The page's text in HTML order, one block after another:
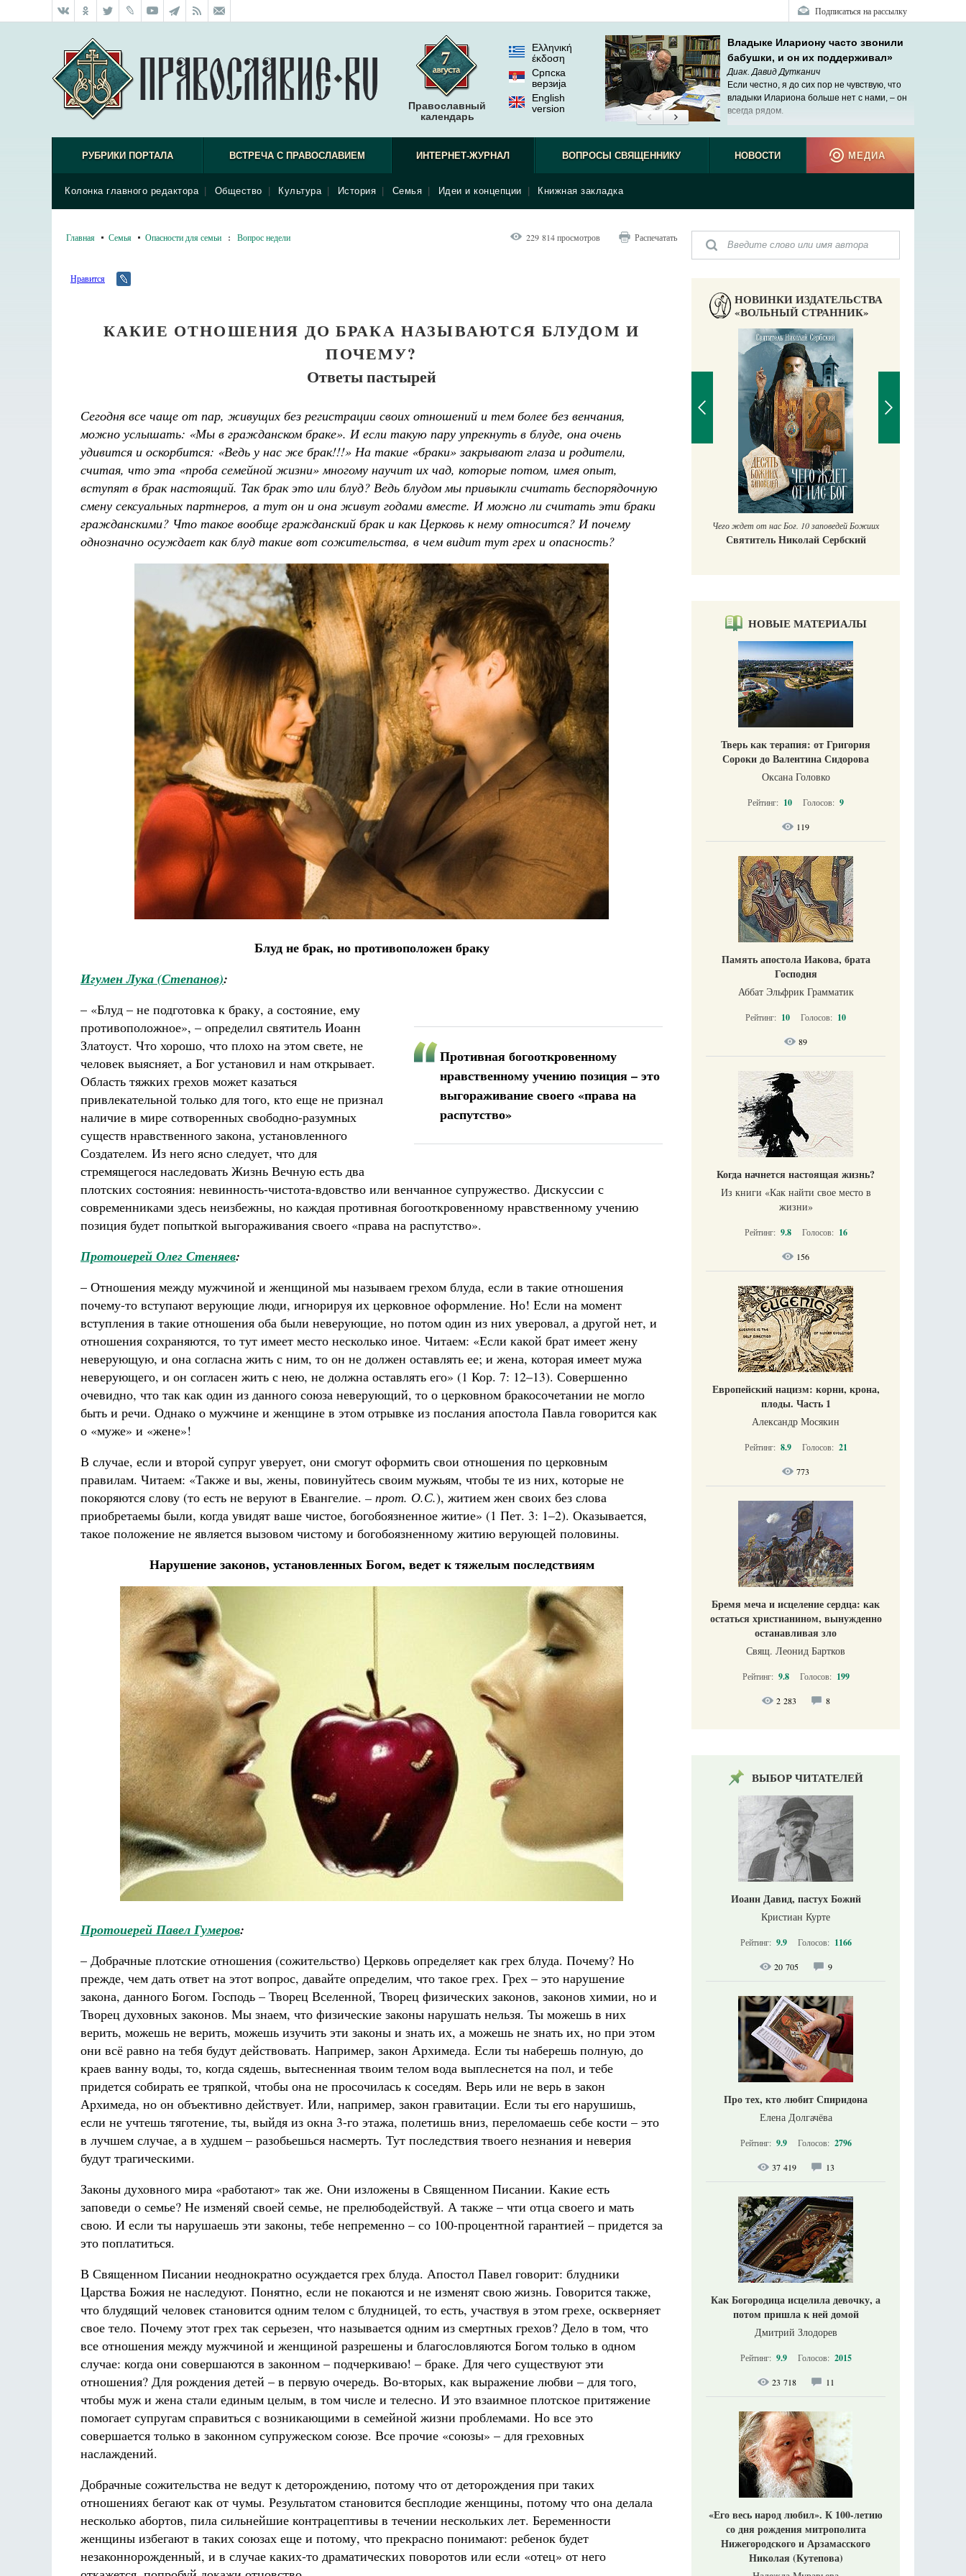
Подписаться на рассылку
Православный
календарь
Ελληνική
έκδοση
Српска
верзиjа
English
version
Владыке Илариону часто звонили
бабушки, и он их поддерживал»
Диак. Давид Дутканич
Если честно, я до сих пор не чувствую, что
владыки Илариона больше нет с нами, – он
всегда рядом.
РУБРИКИ ПОРТАЛА ВСТРЕЧА С ПРАВОСЛАВИЕМ ИНТЕРНЕТ-ЖУРНАЛ
Колонка главного редактора Общество Культура История Семья Идеи и концепции Книжная закладка
ВОПРОСЫ СВЯЩЕННИКУ НОВОСТИ МЕДИА
Главная Семья Опасности для семьи : Вопрос недели 229 814 просмотров Распечатать
Нравится
КАКИЕ ОТНОШЕНИЯ ДО БРАКА НАЗЫВАЮТСЯ БЛУДОМ И
ПОЧЕМУ?
Ответы пастырей
Сегодня все чаще от пар, живущих без регистрации своих отношений и тем более без венчания,
можно услышать: «Мы в гражданском браке». И если такую пару упрекнуть в блуде, она очень
удивится и оскорбится: «Ведь у нас же брак!!!» На такие «браки» закрывают глаза и родители,
считая, что эта «проба семейной жизни» многому научит их чад, которые потом, имея опыт,
вступят в брак настоящий. Так брак это или блуд? Ведь блудом мы привыкли считать беспорядочную
смену сексуальных партнеров, а тут он и она живут годами вместе. И можно ли считать эти браки
гражданскими? Что такое вообще гражданский брак и как Церковь к нему относится? И почему
однозначно осуждает как блуд такие вот сожительства, в чем видит тут грех и опасность?
Блуд не брак, но противоположен браку
Игумен Лука (Степанов):
Противная богооткровенному
нравственному учению позиция – это
выгораживание своего «права на
распутство»
– «Блуд – не подготовка к браку, а состояние, ему
противоположное», – определил святитель Иоанн
Златоуст. Что хорошо, что плохо на этом свете, не
человек выясняет, а Бог установил и нам открывает.
Область тяжких грехов может казаться
привлекательной только для того, кто еще не признал
наличие в мире сотворенных свободно-разумных
существ нравственного закона, установленного
Создателем. Из него ясно следует, что для
стремящегося наследовать Жизнь Вечную есть два
плотских состояния: невинность-чистота-вдовство или венчанное супружество. Дискуссии с
современниками здесь неизбежны, но каждая противная богооткровенному нравственному учению
позиция будет попыткой выгораживания своего «права на распутство».
Протоиерей Олег Стеняев:
– Отношения между мужчиной и женщиной мы называем грехом блуда, если в такие отношения
почему-то вступают верующие люди, игнорируя их церковное оформление. Но! Если на момент
вступления в такие отношения оба были неверующие, но потом один из них уверовал, а другой нет, и
отношения сохраняются, то тут имеет место несколько иное. Читаем: «Если какой брат имеет жену
неверующую, и она согласна жить с ним, то он не должен оставлять ее; и жена, которая имеет мужа
неверующего, и он согласен жить с нею, не должна оставлять его» (1 Кор. 7: 12–13). Совершенно
очевидно, что так как один из данного союза неверующий, то о церковном бракосочетании не могло
быть и речи. Однако о мужчине и женщине в этом отрывке из послания апостола Павла говорится как
о «муже» и «жене»!
В случае, если и второй супруг уверует, они смогут оформить свои отношения по церковным
правилам. Читаем: «Также и вы, жены, повинуйтесь своим мужьям, чтобы те из них, которые не
покоряются слову (то есть не веруют в Евангелие. – прот. О.С.), житием жен своих без слова
приобретаемы были, когда увидят ваше чистое, богобоязненное житие» (1 Пет. 3: 1–2). Оказывается,
такое положение не является вызовом чистому и богобоязненному житию верующей половины.
Нарушение законов, установленных Богом, ведет к тяжелым последствиям
Протоиерей Павел Гумеров:
– Добрачные плотские отношения (сожительство) Церковь определяет как грех блуда. Почему? Но
прежде, чем дать ответ на этот вопрос, давайте определим, что такое грех. Грех – это нарушение
закона, данного Богом. Господь – Творец Вселенной, Творец физических законов, законов химии, но и
Творец духовных законов. Мы знаем, что физические законы нарушать нельзя. Ты можешь в них
верить, можешь не верить, можешь изучить эти законы и знать их, а можешь не знать их, но при этом
они всё равно на тебя будут действовать. Например, закон Архимеда. Если ты наберешь полную, до
краев ванну воды, то, когда сядешь, вытесненная твоим телом вода выплеснется на пол, и тебе
придется собирать ее тряпкой, чтобы она не просочилась к соседям. Верь или не верь в закон
Архимеда, но он объективно действует. Или, например, закон гравитации. Если ты его нарушишь,
если не учтешь тяготение, ты, выйдя из окна 3-го этажа, полетишь вниз, переломаешь себе кости – это
в лучшем случае, а в худшем – разобьешься насмерть. Тут последствия твоего незнания и неверия
будут трагическими.
Законы духовного мира «работают» так же. Они изложены в Священном Писании. Какие есть
заповеди о семье? Не изменяй своей семье, не прелюбодействуй. А также – чти отца своего и мать
свою. И если ты нарушаешь эти законы, тебе непременно – со 100-процентной гарантией – придется за
это поплатиться.
В Священном Писании неоднократно осуждается грех блуда. Апостол Павел говорит: блудники
Царства Божия не наследуют. Понятно, если не покаются и не изменят свою жизнь. Говорится также,
что блудящий человек становится одним телом с блудницей, то есть, участвуя в этом грехе, оскверняет
свое тело. Почему этот грех так серьезен, что называется одним из смертных грехов? Дело в том, что
все отношения между мужчиной и женщиной разрешены и благословляются Богом только в одном
случае: когда они совершаются в законном – подчеркиваю! – браке. Для чего существуют эти
отношения? Для рождения детей – в первую очередь. Во-вторых, как выражение любви – для того,
чтобы муж и жена стали единым целым, в том числе и телесно. И это взаимное плотское притяжение
помогает супругам справиться с возникающими в семейной жизни проблемами. Но все это
совершается только в законном супружеском союзе. Все прочие «союзы» – для греховных
наслаждений.
Добрачные сожительства не ведут к деторождению, потому что от деторождения при таких
отношениях бегают как от чумы. Результатом становится бесплодие женщины, потому что она делала
несколько абортов, пила сильнейшие контрацептивы в течении нескольких лет. Беременности
женщины избегают в таких союзах еще и потому, что прекрасно понимают: ребенок будет
незаконнорожденный, и в случае каких-то драматических поворотов или если «отец» от него
НОВИНКИ ИЗДАТЕЛЬСТВА
«ВОЛЬНЫЙ СТРАННИК»
Разлуки не будет
Фредерика де Грааф Как найти своё место в жизни
Кирилл Мурышев
Великомученик Георгий Победоносец. Научись у
святого
Роман Котов Чего ждет от нас Бог. 10 заповедей Божиих
Святитель Николай Сербский
НОВЫЕ МАТЕРИАЛЫ
Тверь как терапия: от Григория
Сороки до Валентина Сидорова
Оксана Головко
Рейтинг: 10 Голосов: 9
119
Память апостола Иакова, брата
Господня
Аббат Эльфрик Грамматик
Рейтинг: 10 Голосов: 10
89
Когда начнется настоящая жизнь?
Из книги «Как найти свое место в
жизни​»
Рейтинг: 9.8 Голосов: 16
156
Европейский нацизм: корни, крона,
плоды. Часть 1
Александр Мосякин
Рейтинг: 8.9 Голосов: 21
773
Бремя меча и исцеление сердца: как
остаться христианином, вынужденно
останавливая зло
Свящ. Леонид Бартков
Рейтинг: 9.8 Голосов: 199
2 283 8
ВЫБОР ЧИТАТЕЛЕЙ
Иоанн Давид, пастух Божий
Кристиан Курте
Рейтинг: 9.9 Голосов: 1166
20 705 9
Про тех, кто любит Спиридона
Елена Долгачёва
Рейтинг: 9.9 Голосов: 2796
37 419 13
Как Богородица исцелила девочку, а
потом пришла к ней домой
Дмитрий Злодорев
Рейтинг: 9.9 Голосов: 2015
23 718 11
«Его весь народ любил». К 100-летию
со дня рождения митрополита
Нижегородского и Арзамасского
Николая (Кутепова)